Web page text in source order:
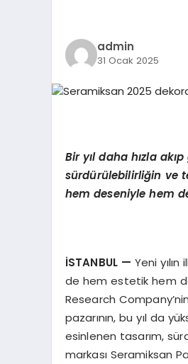
admin
31 Ocak 2025
Bir yıl daha hızla
sürdürülebilirliğin ve
hem deseniyle hem
İSTANBUL — Yeni
de hem estetik hem
Research
pazarının, bu yıl da
esinlenen tasarım,
markası Seramiksan